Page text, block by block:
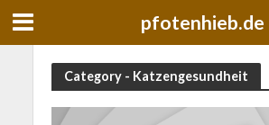
pfotenhieb.de
Category - Katzengesundheit